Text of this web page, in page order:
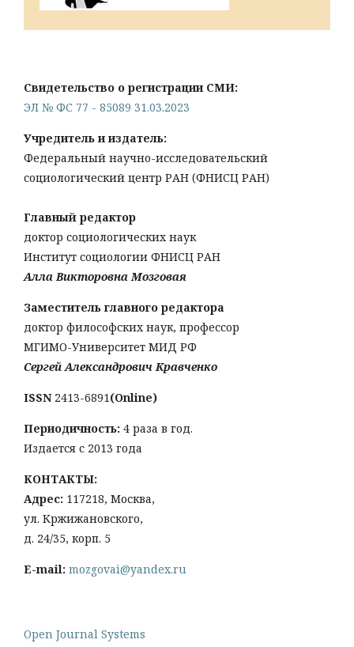
Свидетельство о регистрации СМИ:
ЭЛ № ФС 77 - 85089 31.03.2023
Учредитель и издатель:
Федеральный научно-исследовательский
социологический центр РАН (ФНИСЦ РАН)
Главный редактор
доктор социологических наук
Институт социологии ФНИСЦ РАН
Алла Викторовна Мозговая
Заместитель главного редактора
доктор философских наук, профессор
МГИМО-Университет МИД РФ
Сергей Александрович Кравченко
ISSN 2413-6891(Online)
Периодичность: 4 раза в год.
Издается с 2013 года
КОНТАКТЫ:
Адрес: 117218, Москва,
ул. Кржижановского,
д. 24/35, корп. 5
E-mail: mozgovai@yandex.ru
Open Journal Systems